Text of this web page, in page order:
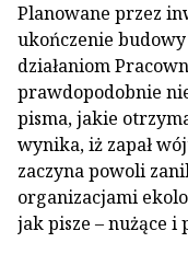
Planowane przez
ukończenie
działaniom
prawdopodobnie
pisma, jakie
wynika, iż zapał
zaczyna powoli
organizacjami
jak pisze – nużące i